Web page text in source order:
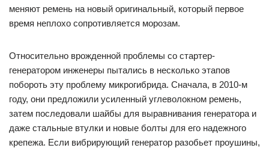
меняют ремень на новый оригинальный, который первое
время неплохо сопротивляется морозам.
Относительно врожденной проблемы со стартер-
генератором инженеры пытались в несколько этапов
побороть эту проблему микрогибрида. Сначала, в 2010-м
году, они предложили усиленный углеволокном ремень,
затем последовали шайбы для выравнивания генератора и
даже стальные втулки и новые болты для его надежного
крепежа. Если вибрирующий генератор разобьет проушины,